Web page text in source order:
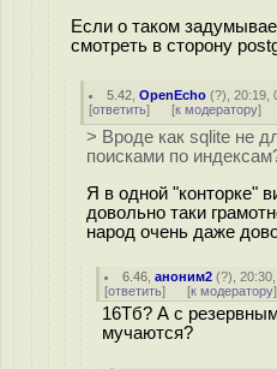
Если о таком
смотреть в сторону
5.42 ,OpenEcho (?), 20:19,
[ответить] [к модератору]
> Вроде как sqlite не
поисками по
Я в одной "конторке"
довольно таки
народ очень даже
6.46 ,аноним2 (?),
[ответить] [к модератору]
16Тб? А с
мучаются?